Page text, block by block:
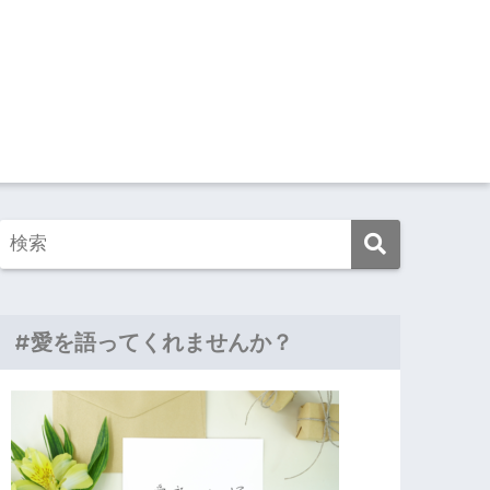
#愛を語ってくれませんか？